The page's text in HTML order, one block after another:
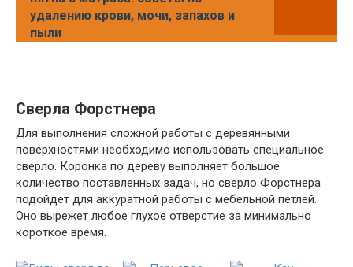
удалению крови, мочи, запахов и
пыли
Сверла Форстнера
Для выполнения сложной работы с деревянными
поверхностями необходимо использовать специальное
сверло. Коронка по дереву выполняет большое
количество поставленных задач, но сверло Форстнера
подойдет для аккуратной работы с мебельной петлей.
Оно вырежет любое глухое отверстие за минимально
короткое время.